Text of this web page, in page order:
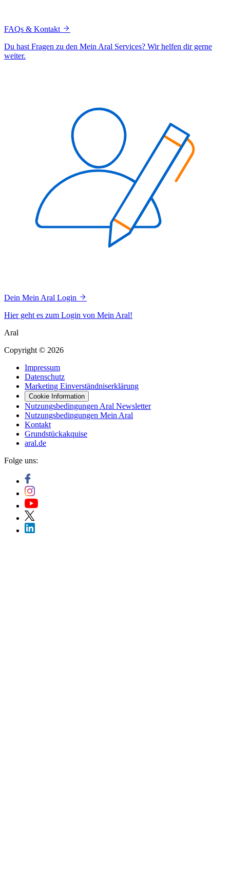
FAQs & Kontakt
Du hast Fragen zu den Mein Aral Services? Wir helfen dir gerne
weiter.
Dein Mein Aral Login
Hier geht es zum Login von Mein Aral!
Aral
Copyright © 2026
Impressum
Datenschutz
Marketing Einverständniserklärung
Cookie Information
Nutzungsbedingungen Aral Newsletter
Nutzungsbedingungen Mein Aral
Kontakt
Grundstückakquise
aral.de
Folge uns: